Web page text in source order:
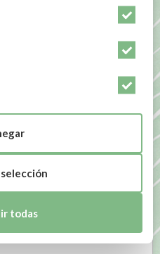
cada paciente
disponibles, tanto en
todas